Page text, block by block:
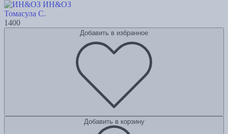
ИН&ОЗ
Томасула С.
1400
Добавить в избранное
Добавить в корзину